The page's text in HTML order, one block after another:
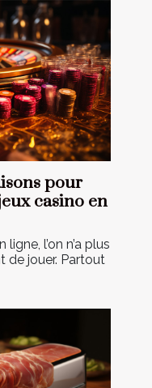
pour
casino en
l’on n’a plus
de jouer. Partout